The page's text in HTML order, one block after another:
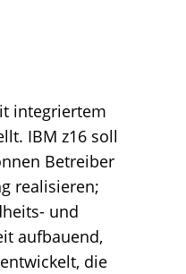
integriertem
IBM z16 soll
Betreiber
realisieren;
und
aufbauend,
die